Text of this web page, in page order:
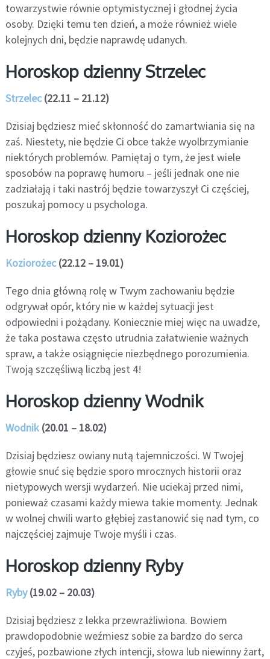
towarzystwie równie optymistycznej i głodnej życia
osoby. Dzięki temu ten dzień, a może również wiele
kolejnych dni, będzie naprawdę udanych.
Horoskop dzienny Strzelec
Strzelec(22.11 – 21.12)
Dzisiaj będziesz mieć skłonność do zamartwiania się na
zaś. Niestety, nie będzie Ci obce także wyolbrzymianie
niektórych problemów. Pamiętaj o tym, że jest wiele
sposobów na poprawę humoru – jeśli jednak one nie
zadziałają i taki nastrój będzie towarzyszył Ci częściej,
poszukaj pomocy u psychologa.
Horoskop dzienny Koziorożec
Koziorożec(22.12 – 19.01)
Tego dnia główną rolę w Twym zachowaniu będzie
odgrywał opór, który nie w każdej sytuacji jest
odpowiedni i pożądany. Koniecznie miej więc na uwadze,
że taka postawa często utrudnia załatwienie ważnych
spraw, a także osiągnięcie niezbędnego porozumienia.
Twoją szczęśliwą liczbą jest 4!
Horoskop dzienny Wodnik
Wodnik(20.01 – 18.02)
Dzisiaj będziesz owiany nutą tajemniczości. W Twojej
głowie snuć się będzie sporo mrocznych historii oraz
nietypowych wersji wydarzeń. Nie uciekaj przed nimi,
ponieważ czasami każdy miewa takie momenty. Jednak
w wolnej chwili warto głębiej zastanowić się nad tym, co
najczęściej zajmuje Twoje myśli i czas.
Horoskop dzienny Ryby
Ryby(19.02 – 20.03)
Dzisiaj będziesz z lekka przewrażliwiona. Bowiem
prawdopodobnie weźmiesz sobie za bardzo do serca
czyjeś, pozbawione złych intencji, słowa lub niewinny żart,